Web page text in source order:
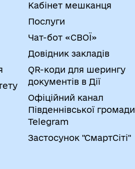
Кабінет мешканця
Послуги
Чат-бот «СВОЇ»
Довідник закладів
QR-коди для шерингу
документів в Дії
Офіційний канал
Південнівської
Telegram
Застосунок "СмартСіті"